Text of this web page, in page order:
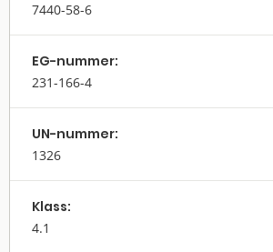
7440-58-6
EG-nummer:
231-166-4
UN-nummer:
1326
Klass:
4.1